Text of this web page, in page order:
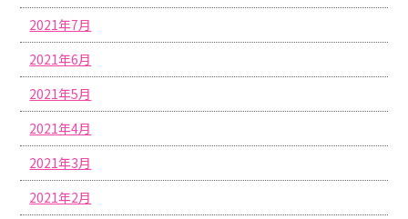
2021年7月
2021年6月
2021年5月
2021年4月
2021年3月
2021年2月